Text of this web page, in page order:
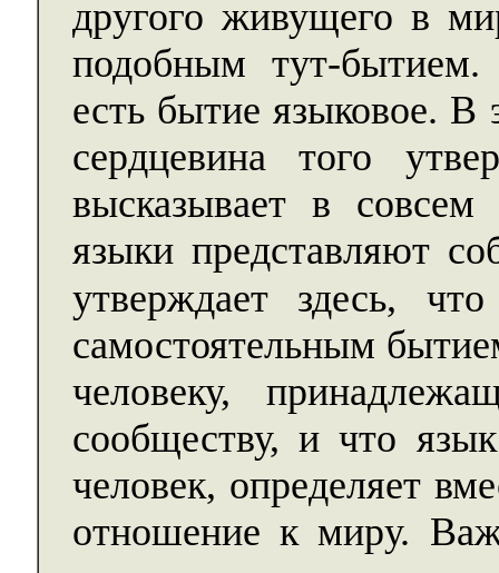
другого живущего в
подобным тут-
есть бытие языковое. В
сердцевина того
высказывает в
языки представляют
утверждает здесь,
самостоятельным
человеку,
сообществу, и что
человек, определяет
отношение к миру.